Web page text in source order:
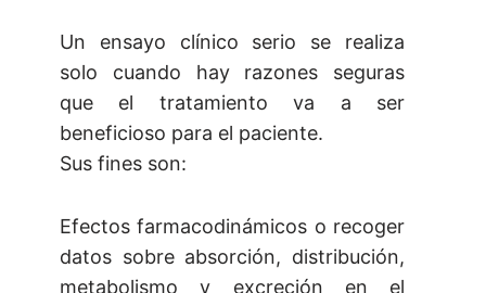
Un ensayo clínico serio se realiza
solo cuando hay razones seguras
que el tratamiento va a ser
beneficioso para el paciente.
Sus fines son:
Efectos farmacodinámicos o recoger
datos sobre absorción, distribución,
metabolismo y excreción en el